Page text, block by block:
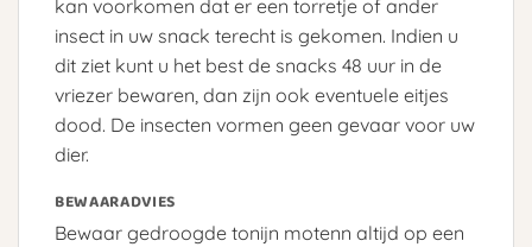
kan voorkomen dat er een torretje of ander
insect in uw snack terecht is gekomen. Indien u
dit ziet kunt u het best de snacks 48 uur in de
vriezer bewaren, dan zijn ook eventuele eitjes
dood. De insecten vormen geen gevaar voor uw
dier.
BEWAARADVIES
Bewaar gedroogde tonijn motenn altijd op een